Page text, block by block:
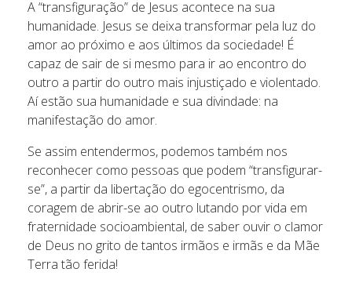
A “transfiguração” de Jesus acontece na sua
humanidade. Jesus se deixa transformar pela luz do
amor ao próximo e aos últimos da sociedade! É
capaz de sair de si mesmo para ir ao encontro do
outro a partir do outro mais injustiçado e violentado.
Aí estão sua humanidade e sua divindade: na
manifestação do amor.
Se assim entendermos, podemos também nos
reconhecer como pessoas que podem “transfigurar-
se”, a partir da libertação do egocentrismo, da
coragem de abrir-se ao outro lutando por vida em
fraternidade socioambiental, de saber ouvir o clamor
de Deus no grito de tantos irmãos e irmãs e da Mãe
Terra tão ferida!